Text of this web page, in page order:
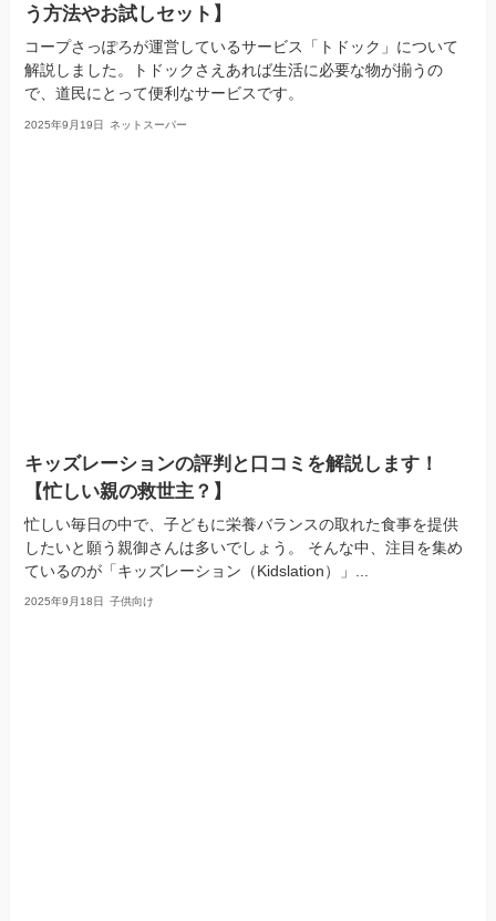
う方法やお試しセット】
コープさっぽろが運営しているサービス「トドック」について
解説しました。トドックさえあれば生活に必要な物が揃うの
で、道民にとって便利なサービスです。
2025年9月19日 ネットスーパー
キッズレーションの評判と口コミを解説します！
【忙しい親の救世主？】
忙しい毎日の中で、子どもに栄養バランスの取れた食事を提供
したいと願う親御さんは多いでしょう。 そんな中、注目を集め
ているのが「キッズレーション（Kidslation）」...
2025年9月18日 子供向け